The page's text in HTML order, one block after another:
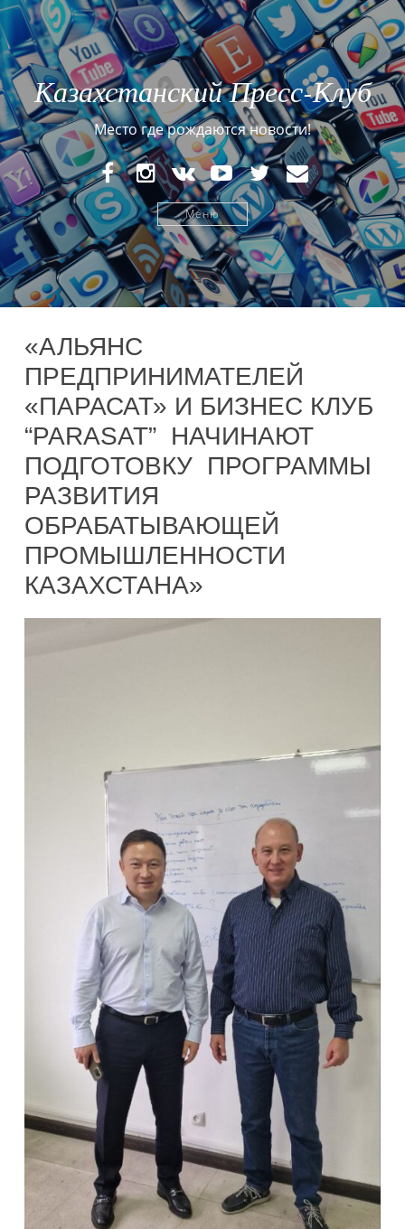
Казахстанский Пресс-Клуб
Место где рождаются новости!
FaceBookInstagram
VK YouTubeTwitterE-
mail
Меню
«АЛЬЯНС
ПРЕДПРИНИМАТЕЛЕЙ
«ПАРАСАТ» И БИЗНЕС КЛУБ
“PARASAT” НАЧИНАЮТ
ПОДГОТОВКУ ПРОГРАММЫ
РАЗВИТИЯ
ОБРАБАТЫВАЮЩЕЙ
ПРОМЫШЛЕННОСТИ
КАЗАХСТАНА»